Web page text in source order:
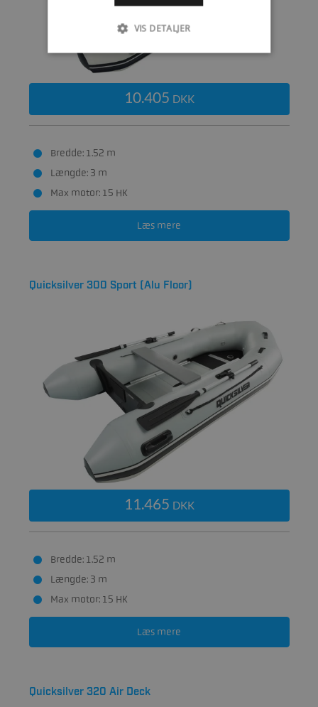
10.405 DKK
Bredde: 1.52 m
Længde: 3 m
Max motor: 15 HK
Læs mere
Quicksilver 300 Sport (Alu Floor)
11.465 DKK
Bredde: 1.52 m
Længde: 3 m
Max motor: 15 HK
Læs mere
Quicksilver 320 Air Deck
VIS DETALJER